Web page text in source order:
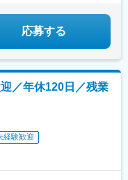
応募する
／年休120日／残業
経験歓迎